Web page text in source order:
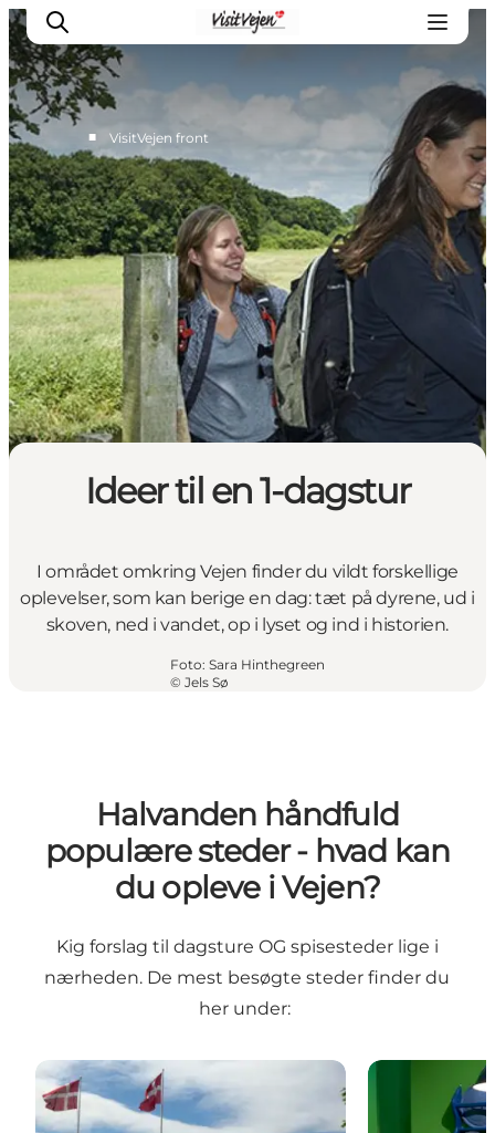
Spise
Sove
Natur
Se og oplev
Byer
Events
Udforsk
■ VisitVejen front
Ideer til en 1-dagstur
I området omkring Vejen finder du vildt forskellige
oplevelser, som kan berige en dag: tæt på dyrene, ud i
skoven, ned i vandet, op i lyset og ind i historien.
Foto: Sara Hinthegreen
© Jels Sø
Halvanden håndfuld
populære steder - hvad kan
du opleve i Vejen?
Kig forslag til dagsture OG spisesteder lige i
nærheden. De mest besøgte steder finder du
her under:
Sportscenter Danmark/Vejen Idrætscenter
Pippi